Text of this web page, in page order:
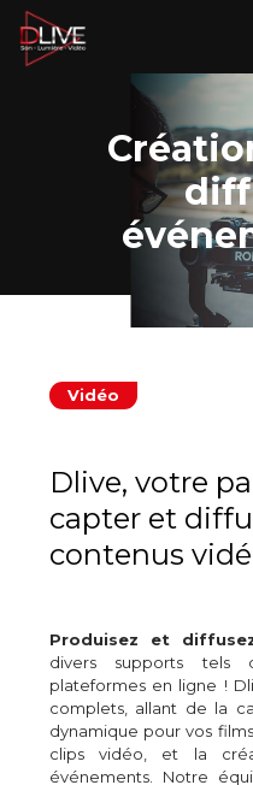
Vidéo
Dlive, votre
capter et
contenus
Produisez et
divers supports tels
plateformes en ligne !
complets, allant de la
dynamique pour vos
clips vidéo, et la
événements. Notre